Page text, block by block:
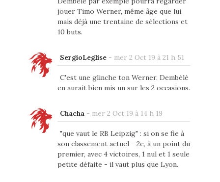
jouer Timo Werner, même âge que lui
mais déjà une trentaine de sélections et
10 buts.
SergioLeglise- mer 2 Oct 19 à 21 h 51
C'est une glinche ton Werner. Dembélé
en aurait bien mis un sur les 2 occasions.
Chacha - mer 2 Oct 19 à 14 h 19
"que vaut le RB Leipzig" : si on se fie à
son classement actuel - 2e, à un point du
premier, avec 4 victoires, 1 nul et 1 seule
petite défaite - il vaut plus que Lyon.